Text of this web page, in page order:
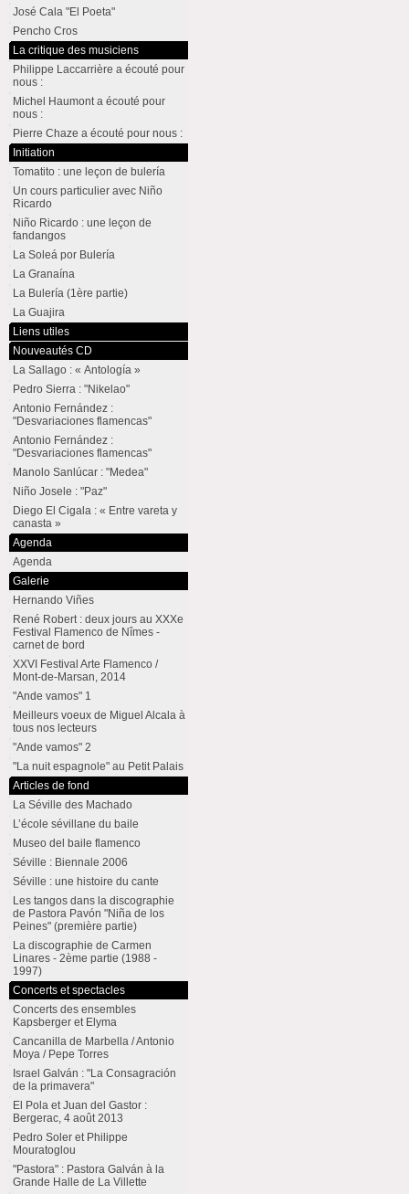
José Cala "El Poeta"
Pencho Cros
La critique des musiciens
Philippe Laccarrière a écouté pour
nous :
Michel Haumont a écouté pour
nous :
Pierre Chaze a écouté pour nous :
Initiation
Tomatito : une leçon de bulería
Un cours particulier avec Niño
Ricardo
Niño Ricardo : une leçon de
fandangos
La Soleá por Bulería
La Granaína
La Bulería (1ère partie)
La Guajira
Liens utiles
Nouveautés CD
La Sallago : « Antología »
Pedro Sierra : "Nikelao"
Antonio Fernández :
"Desvariaciones flamencas"
Antonio Fernández :
"Desvariaciones flamencas"
Manolo Sanlúcar : "Medea"
Niño Josele : "Paz"
Diego El Cigala : « Entre vareta y
canasta »
Agenda
Agenda
Galerie
Hernando Viñes
René Robert : deux jours au XXXe
Festival Flamenco de Nîmes -
carnet de bord
XXVI Festival Arte Flamenco /
Mont-de-Marsan, 2014
"Ande vamos" 1
Meilleurs voeux de Miguel Alcala à
tous nos lecteurs
"Ande vamos" 2
"La nuit espagnole" au Petit Palais
Articles de fond
La Séville des Machado
L’école sévillane du baile
Museo del baile flamenco
Séville : Biennale 2006
Séville : une histoire du cante
Les tangos dans la discographie
de Pastora Pavón "Niña de los
Peines" (première partie)
La discographie de Carmen
Linares - 2ème partie (1988 -
1997)
Concerts et spectacles
Concerts des ensembles
Kapsberger et Elyma
Cancanilla de Marbella / Antonio
Moya / Pepe Torres
Israel Galván : "La Consagración
de la primavera"
El Pola et Juan del Gastor :
Bergerac, 4 août 2013
Pedro Soler et Philippe
Mouratoglou
"Pastora" : Pastora Galván à la
Grande Halle de La Villette